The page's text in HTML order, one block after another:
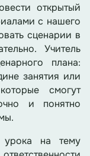
открытый
с нашего
сценарии в
Учитель
плана:
занятия или
смогут
и понятно
урока на тему